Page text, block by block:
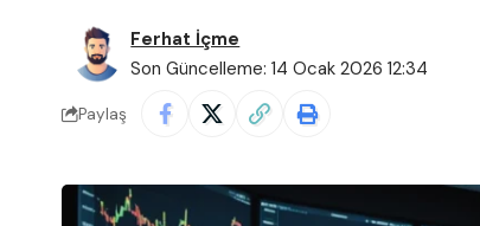
Son Güncelleme: 14 Ocak 2026 12:34
Ferhat İçme
Paylaş